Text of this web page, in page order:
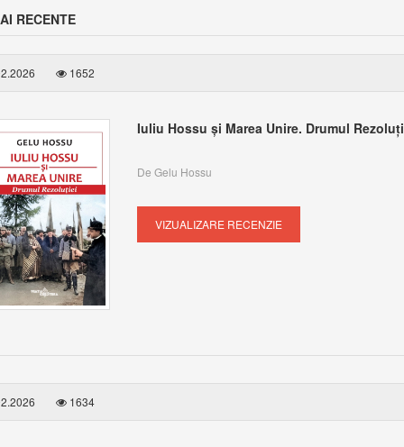
RECENTE
1652
Iuliu Hossu și Marea Unire. Drumul
De Gelu Hossu
VIZUALIZARE RECENZIE
1634